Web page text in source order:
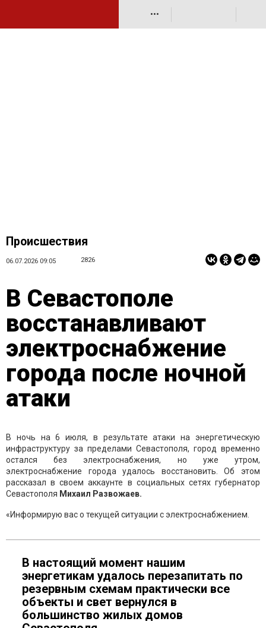
•••
Происшествия
06.07.2026 09:05 2826
В Севастополе
восстанавливают
электроснабжение
города после ночной
атаки
В ночь на 6 июля, в результате атаки на энергетическую
инфраструктуру за пределами Севастополя, город временно
остался без электроснабжения, но уже утром,
электроснабжение города удалось восстановить. Об этом
рассказал в своем аккаунте в социальных сетях губернатор
Севастополя Михаил Развожаев.
«Информирую вас о текущей ситуации с электроснабжением.
В настоящий момент нашим
энергетикам удалось перезапитать по
резервным схемам практически все
объекты и свет вернулся в
большинство жилых домов